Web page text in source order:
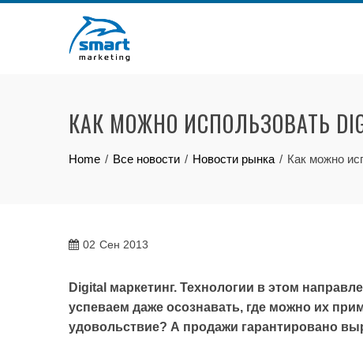
КАК МОЖНО ИСПОЛЬЗОВАТЬ
Home Все новости Новости рынка Как можно
02 Сен 2013
Digital маркетинг. Технологии в этом
успеваем даже осознавать, где можно их
удовольствие? А продажи гарантировано